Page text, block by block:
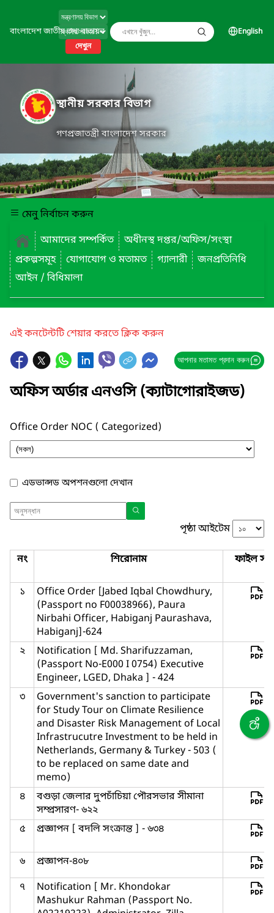
বাংলাদেশ জাতীয় তথ্য বাতায়ন
দেখুন
English
স্থানীয় সরকার বিভাগ
গণপ্রজাতন্ত্রী বাংলাদেশ সরকার
মেনু নির্বাচন করুন
আমাদের সম্পর্কিত
অধীনস্থ দপ্তর/অফিস/সংস্থা
প্রকল্পসমূহ
যোগাযোগ ও মতামত গ্যালারী
জনপ্রতিনিধি
আইন / বিধিমালা
এই কনটেন্টটি শেয়ার করতে ক্লিক করুন
আপনার মতামত প্রদান করুন
অফিস অর্ডার এনওসি (ক্যাটাগোরাইজড)
Office Order NOC ( Categorized)
এডভান্সড অপশনগুলো দেখান
পৃষ্ঠা আইটেম
নং শিরোনাম ফাইল
১
Office Order [Jabed Iqbal Chowdhury,
(Passport no F00038966), Paura
Nirbahi Officer, Habiganj Paurashava,
Habiganj]-624
২
Notification [ Md. Sharifuzzaman,
(Passport No-E000 I 0754) Executive
Engineer, LGED, Dhaka ] - 424
৩
Government's sanction to participate
for Study Tour on Climate Resilience
and Disaster Risk Management of Local
Infrastrucutre Investment to be held in
Netherlands, Germany & Turkey - 503 (
to be replaced on same date and
memo)
৪
বগুড়া জেলার দুপচাঁচিয়া পৌরসভার সীমানা
সম্প্রসারণ- ৬২২
৫
প্রজ্ঞাপন [ বদলি সংক্রান্ত ] - ৬৩৪
৬
প্রজ্ঞাপন-৪০৮
৭
Notification [ Mr. Khondokar
Mashukur Rahman (Passport No.